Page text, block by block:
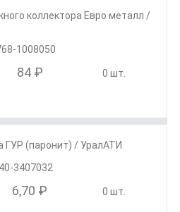
коллектора Евро металл /
1008050
84 ₽ 0 шт.
ГУР (паронит) / УралАТИ
3407032
6,70 ₽ 0 шт.